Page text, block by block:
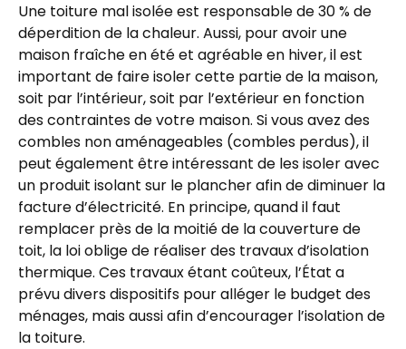
Une toiture mal isolée est responsable de 30 % de
déperdition de la chaleur. Aussi, pour avoir une
maison fraîche en été et agréable en hiver, il est
important de faire isoler cette partie de la maison,
soit par l’intérieur, soit par l’extérieur en fonction
des contraintes de votre maison. Si vous avez des
combles non aménageables (combles perdus), il
peut également être intéressant de les isoler avec
un produit isolant sur le plancher afin de diminuer la
facture d’électricité. En principe, quand il faut
remplacer près de la moitié de la couverture de
toit, la loi oblige de réaliser des travaux d’isolation
thermique. Ces travaux étant coûteux, l’État a
prévu divers dispositifs pour alléger le budget des
ménages, mais aussi afin d’encourager l’isolation de
la toiture.